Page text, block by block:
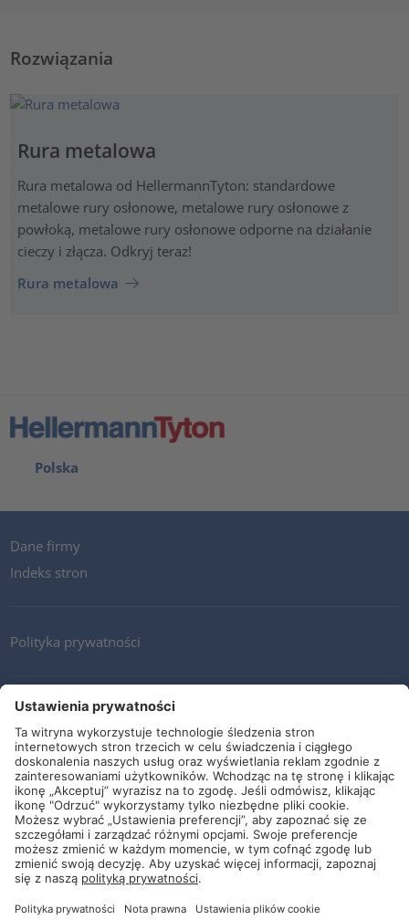
Rozwiązania
Rura metalowa
Rura metalowa od HellermannTyton: standardowe
metalowe rury osłonowe, metalowe rury osłonowe z
powłoką, metalowe rury osłonowe odporne na działanie
cieczy i złącza. Odkryj teraz!
Rura metalowa
Polska
Dane firmy
Indeks stron
Polityka prywatności
Kontakt
Newsletter
Ogólne warunki i dostawy
Wytyczne i zobowiązania